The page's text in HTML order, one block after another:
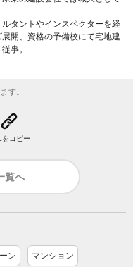
タントやインスペクターを経
開、資格の予備校にて宅地建
事。
す。
をコピー
覧へ
ン マンション